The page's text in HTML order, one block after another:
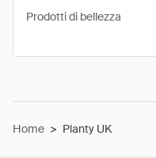
Prodotti di bellezza
Home > Planty UK